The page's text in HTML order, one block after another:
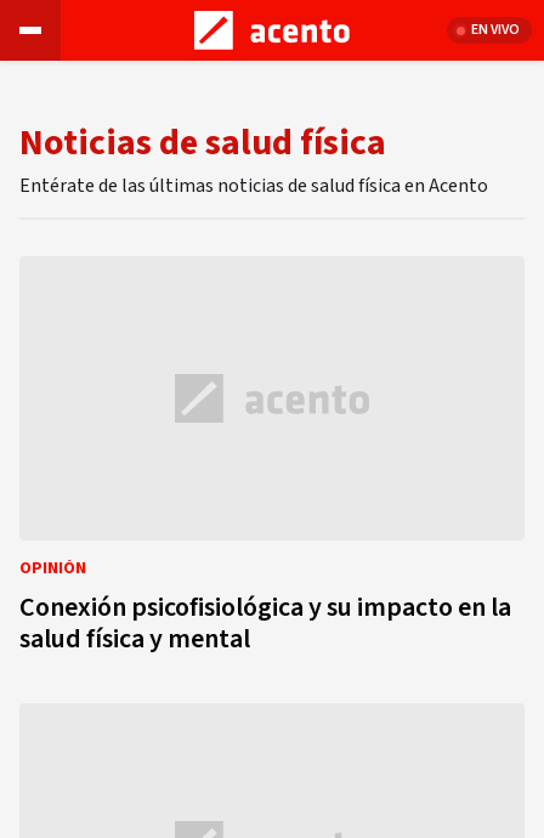
EN VIVO
Noticias de salud física
Entérate de las últimas noticias de salud física en Acento
OPINIÓN
Conexión psicofisiológica y su impacto en la
salud física y mental